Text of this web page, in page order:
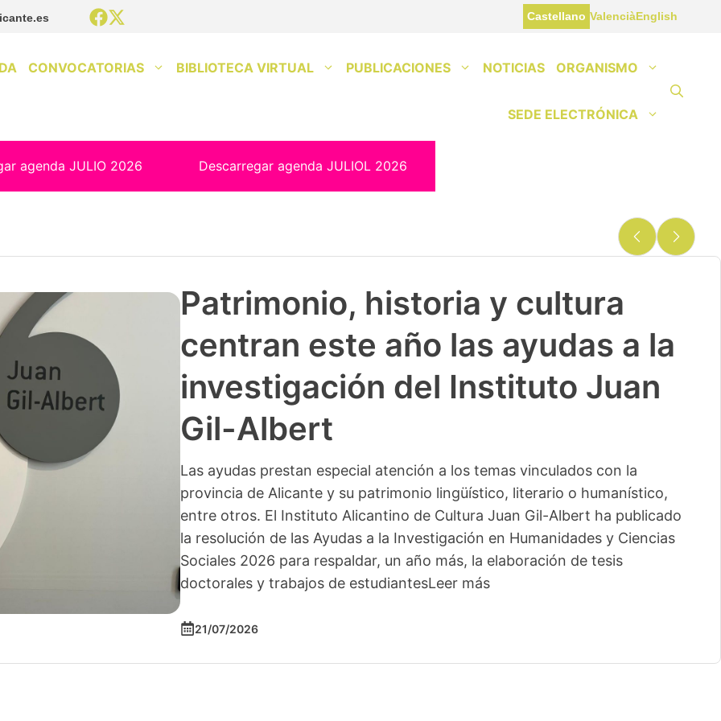
Castellano ValenciàEnglish
CONVOCATORIAS BIBLIOTECA VIRTUAL PUBLICACIONES NOTICIAS ORGANISMO
SEDE ELECTRÓNICA
agenda JULIO 2026 Descarregar agenda JULIOL 2026
Patrimonio, historia y cultura
centran este año las ayudas a la
investigación del Instituto Juan
Gil-Albert
Las ayudas prestan especial atención a los temas vinculados con la
provincia de Alicante y su patrimonio lingüístico, literario o humanístico,
entre otros. El Instituto Alicantino de Cultura Juan Gil-Albert ha publicado
la resolución de las Ayudas a la Investigación en Humanidades y Ciencias
Sociales 2026 para respaldar, un año más, la elaboración de tesis
doctorales y trabajos de estudiantesLeer más
21/07/2026